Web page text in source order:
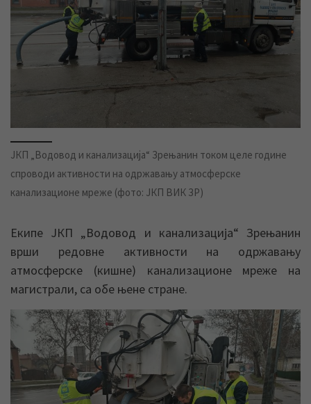
ЈКП „Водовод и канализација“ Зрењанин током целе године
спроводи активности на одржавању атмосферске
канализационе мреже (фото: ЈКП ВИК ЗР)
Екипе ЈКП „Водовод и канализација“ Зрењанин
врши редовне активности на одржавању
атмосферске (кишне) канализационе мреже на
магистрали, са обе њене стране.